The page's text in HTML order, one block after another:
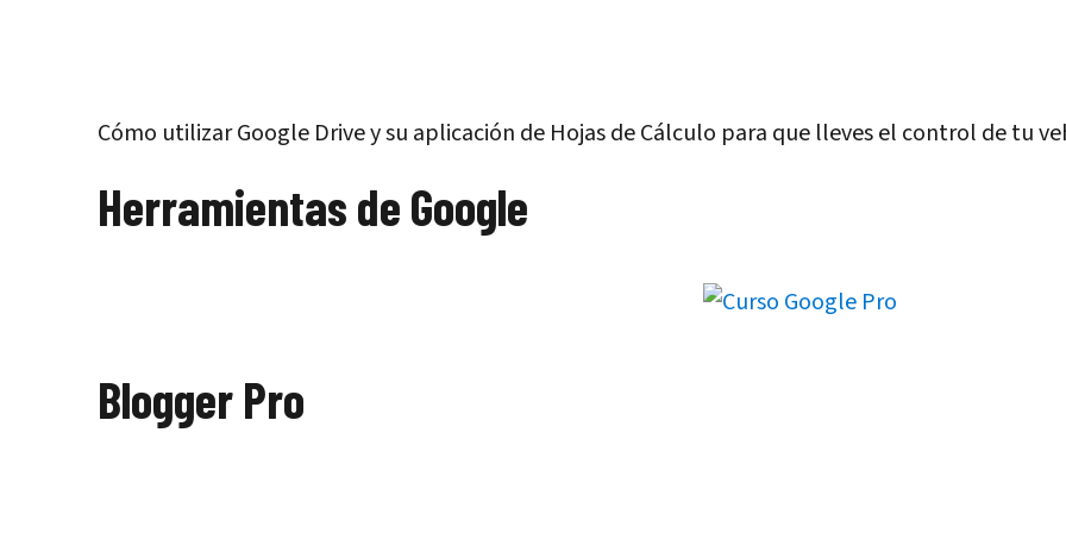
Cómo utilizar Google Drive y su aplicación de Hojas de Cálculo para que lleves el control de tu
Herramientas de Google
Blogger Pro